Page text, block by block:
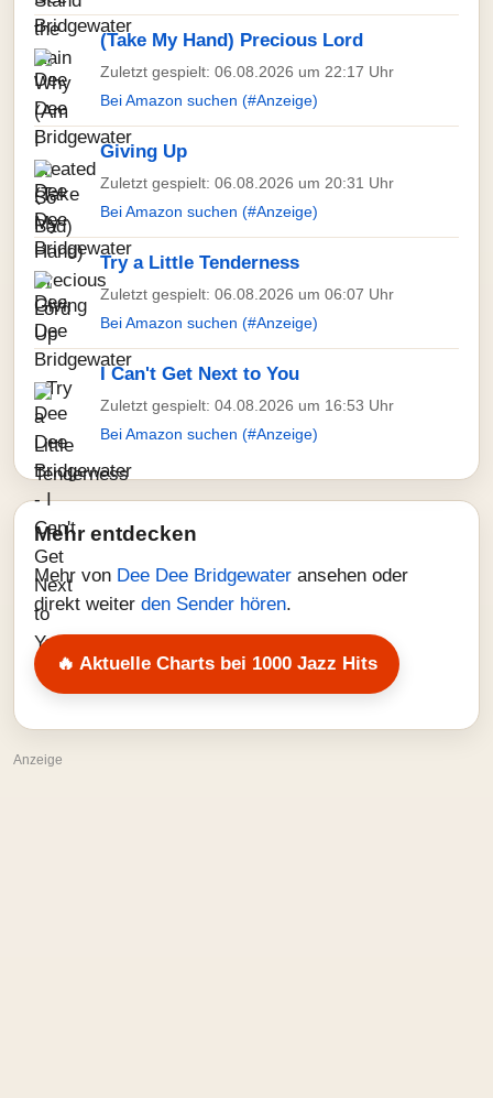
(Take My Hand) Precious Lord
Zuletzt gespielt: 06.08.2026 um 22:17 Uhr
Bei Amazon suchen (#Anzeige)
Giving Up
Zuletzt gespielt: 06.08.2026 um 20:31 Uhr
Bei Amazon suchen (#Anzeige)
Try a Little Tenderness
Zuletzt gespielt: 06.08.2026 um 06:07 Uhr
Bei Amazon suchen (#Anzeige)
I Can't Get Next to You
Zuletzt gespielt: 04.08.2026 um 16:53 Uhr
Bei Amazon suchen (#Anzeige)
Mehr entdecken
Mehr von Dee Dee Bridgewater ansehen oder
direkt weiter den Sender hören.
🔥 Aktuelle Charts bei 1000 Jazz Hits
Anzeige